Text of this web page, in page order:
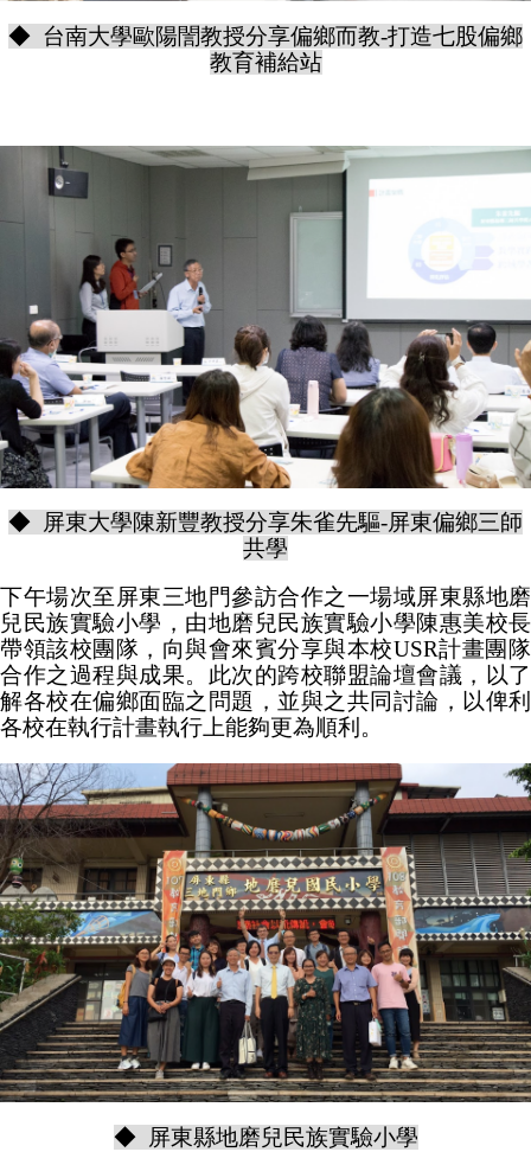
◆ 台南大學歐陽誾教授分享偏鄉而教-打造七股偏鄉
教育補給站
◆ 屏東大學陳新豐教授分享朱雀先驅-屏東偏鄉三師
共學
下午場次至屏東三地門參訪合作之一場域屏東縣地磨
兒民族實驗小學，由地磨兒民族實驗小學陳惠美校長
帶領該校團隊，向與會來賓分享與本校USR計畫團隊
合作之過程與成果。此次的跨校聯盟論壇會議，以了
解各校在偏鄉面臨之問題，並與之共同討論，以俾利
各校在執行計畫執行上能夠更為順利。
◆ 屏東縣地磨兒民族實驗小學